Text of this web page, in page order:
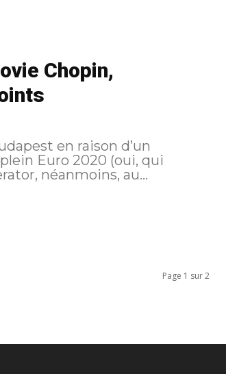
Chopin,
en raison d’un
Euro 2020 (oui, qui
operator, néanmoins, au...
Page 1 sur 2